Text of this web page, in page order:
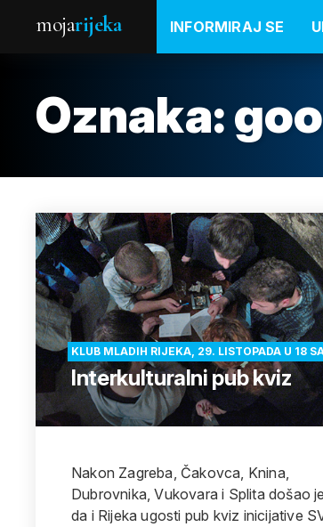
mojarijeka INFORMIRAJ SE
Oznaka:
KLUB MLADIH RIJEKA, 29. LISTOPADA U 18
Interkulturalni pub kviz
Nakon Zagreba, Čakovca, Knina,
Dubrovnika, Vukovara i Splita došao
da i Rijeka ugosti pub kviz inicijative